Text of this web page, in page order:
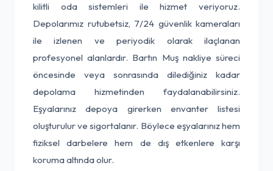
kilitli oda sistemleri ile hizmet veriyoruz.
Depolarımız rutubetsiz, 7/24 güvenlik kameraları
ile izlenen ve periyodik olarak ilaçlanan
profesyonel alanlardır. Bartın Muş nakliye süreci
öncesinde veya sonrasında dilediğiniz kadar
depolama hizmetinden faydalanabilirsiniz.
Eşyalarınız depoya girerken envanter listesi
oluşturulur ve sigortalanır. Böylece eşyalarınız hem
fiziksel darbelere hem de dış etkenlere karşı
koruma altında olur.